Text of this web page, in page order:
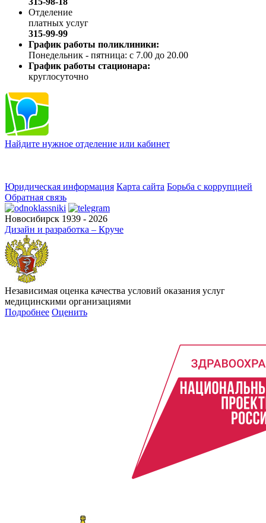
Отделение
платных услуг
315-99-99
График работы поликлиники:
Понедельник - пятница: с 7.00 до 20.00
График работы стационара:
круглосуточно
Найдите нужное отделение или кабинет
Юридическая информация Карта сайта Борьба с коррупцией
Обратная связь
Новосибирск 1939 - 2026
Дизайн и разработка – Круче
Независимая оценка качества условий оказания услуг
медицинскими организациями
Подробнее Оценить